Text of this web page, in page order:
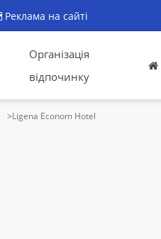
Реклама на сайті
Організація
відпочинку
Ligena Econom Hotel